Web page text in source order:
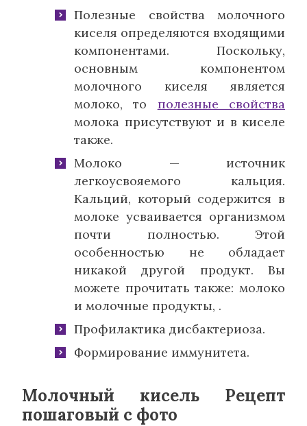
Полезные свойства молочного
киселя определяются входящими
компонентами. Поскольку,
основным компонентом
молочного киселя является
молоко, то полезные свойства
молока присутствуют и в киселе
также.
Молоко — источник
легкоусвояемого кальция.
Кальций, который содержится в
молоке усваивается организмом
почти полностью. Этой
особенностью не обладает
никакой другой продукт. Вы
можете прочитать также: молоко
и молочные продукты, .
Профилактика дисбактериоза.
Формирование иммунитета.
Молочный кисель Рецепт
пошаговый с фото